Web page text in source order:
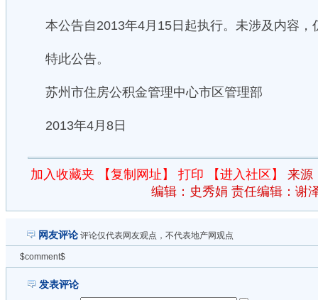
本公告自2013年4月15日起执行。未涉及内容，
特此公告。
苏州市住房公积金管理中心市区管理部
2013年4月8日
加入收藏夹 【复制网址】 打印 【进入社区】
来源
编辑：史秀娟 责任编辑：谢
网友评论 评论仅代表网友观点，不代表地产网观点
$comment$
发表评论